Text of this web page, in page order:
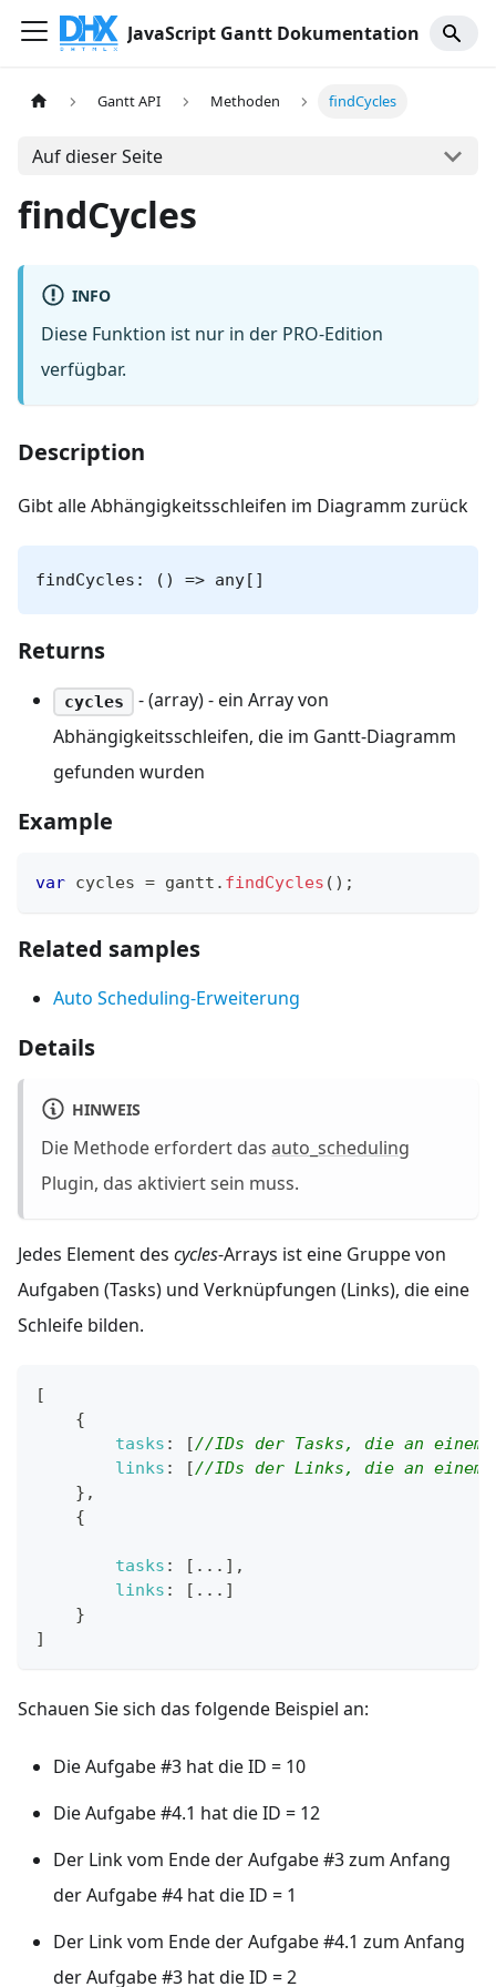
JavaScript Gantt Dokumentation
Gantt API Methoden findCycles
Auf dieser Seite
findCycles
INFO
Diese Funktion ist nur in der PRO-Edition
verfügbar.
Description
Gibt alle Abhängigkeitsschleifen im Diagramm zurück
findCycles: () => any[]
Returns
cycles
- (array) - ein Array von
Abhängigkeitsschleifen, die im Gantt-Diagramm
gefunden wurden
Example
var cycles = gantt . findCycles ( ) ;
Related samples
Auto Scheduling-Erweiterung
Details
HINWEIS
Die Methode erfordert das auto_scheduling
Plugin, das aktiviert sein muss.
Jedes Element des cycles-Arrays ist eine Gruppe von
Aufgaben (Tasks) und Verknüpfungen (Links), die eine
Schleife bilden.
[
{
tasks : [//IDs der Tasks, die an
links : [//IDs der Links, die an
} ,
{
tasks : [ ... ] ,
links : [ ... ]
}
]
Schauen Sie sich das folgende Beispiel an:
Die Aufgabe #3 hat die ID = 10
Die Aufgabe #4.1 hat die ID = 12
Der Link vom Ende der Aufgabe #3 zum Anfang
der Aufgabe #4 hat die ID = 1
Der Link vom Ende der Aufgabe #4.1 zum Anfang
der Aufgabe #3 hat die ID = 2